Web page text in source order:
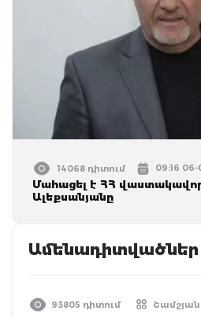
14068 դիտում 09:16
Մահացել է ՀՀ
Ալեքսանյանը
Ամենադիտվածներ
93805 դիտում Շամշյան